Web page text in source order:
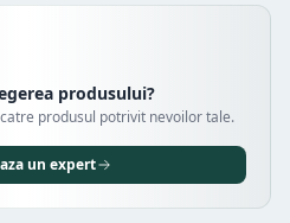
produsului?
produsul potrivit nevoilor tale.
un expert